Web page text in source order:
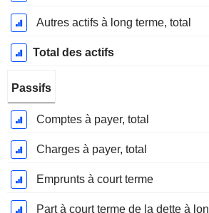
Autres actifs à long terme, total
Total des actifs
Passifs
Comptes à payer, total
Charges à payer, total
Emprunts à court terme
Part à court terme de la dette à